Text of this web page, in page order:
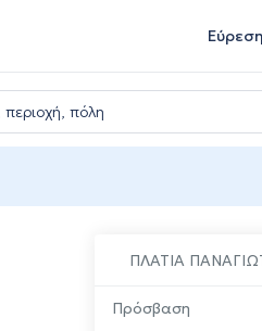
Εύρεση
ΠΛΑΤΙΑ
Πρόσβαση